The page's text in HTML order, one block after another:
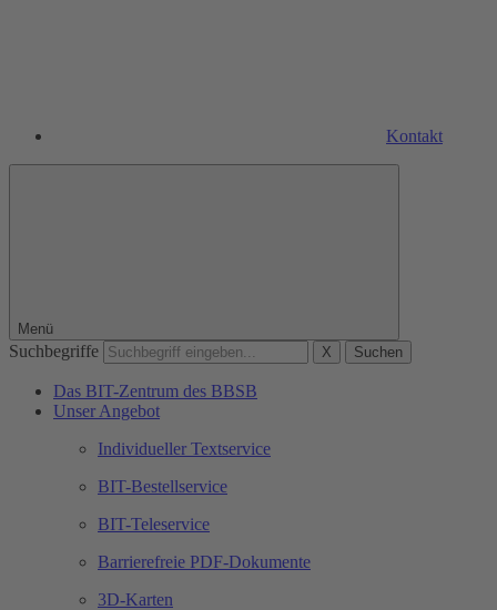
Kontakt
Menü
Suchbegriffe X Suchen
Das BIT-Zentrum des BBSB
Unser Angebot
Individueller Textservice
BIT-Bestellservice
BIT-Teleservice
Barrierefreie PDF-Dokumente
3D-Karten